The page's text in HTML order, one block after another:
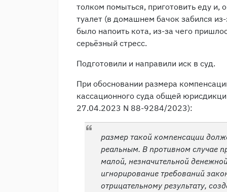
толком помыться, приготовить еду и,
туалет (в домашнем бачок забился
было напоить кота, из-за чего
серьёзный стресс.
Подготовили и направили иск в суд.
При обосновании размера
кассационного суда общей
27.04.2023 N 88-9284/2023):
размер такой компенсации
реальным. В противном случае
малой, незначительной
игнорирование требований
отрицательному результату,